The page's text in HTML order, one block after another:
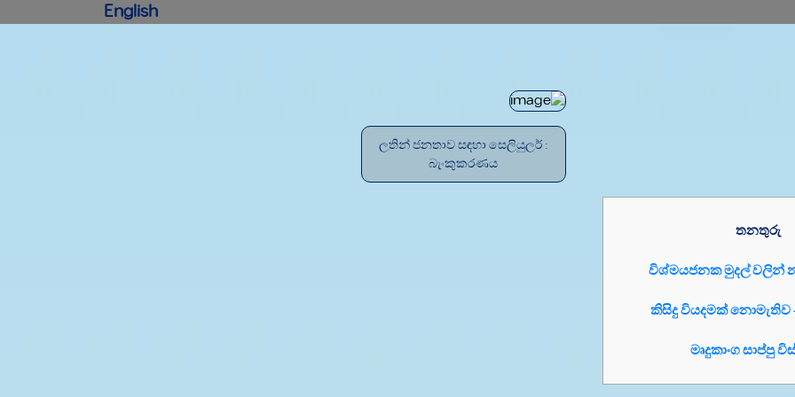
English
: ලතින් ජනතාව සඳහා සෙලියුලර්
බැංකුකරණය
තනතුරු
විශ්මයජනක මුදල් වලින්
කිසිදු වියදමක්
මෘදුකාංග සාප්පු